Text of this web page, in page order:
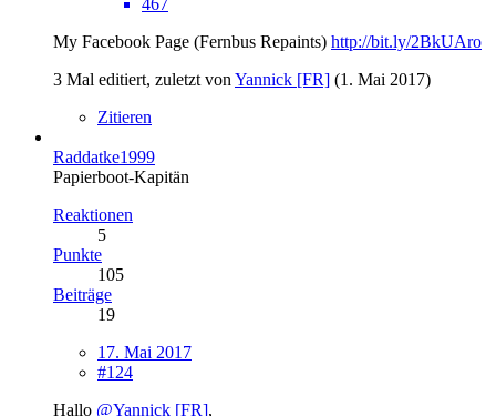
My Facebook Page (Fernbus Repaints) http://bit.ly/2BkUAro
3 Mal editiert, zuletzt von Yannick [FR] (1. Mai 2017)
Zitieren
Raddatke1999
Papierboot-Kapitän
Reaktionen
5
Punkte
105
Beiträge
19
17. Mai 2017
#124
Hallo @Yannick [FR],